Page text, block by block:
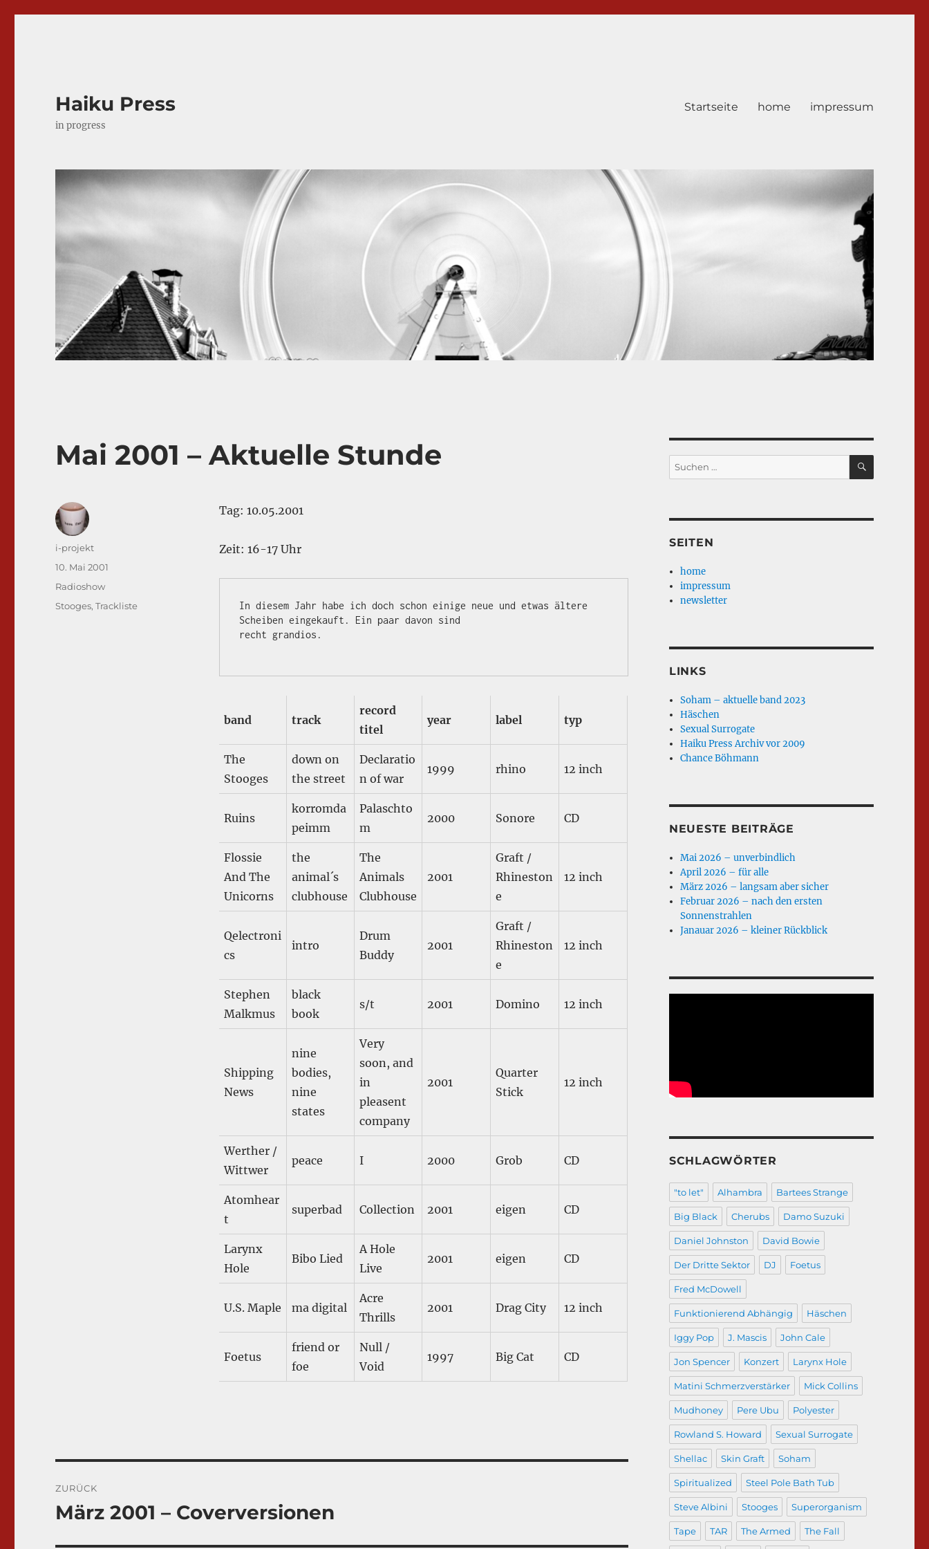
Haiku Press
in progress
Startseite home impressum
Mai 2001 – Aktuelle Stunde
Tag: 10.05.2001
Zeit: 16-17 Uhr
In diesem Jahr habe ich doch schon einige neue und etwas ältere
Scheiben eingekauft. Ein paar davon sind
recht grandios.
band track
record
titel
year label typ
The
Stooges
down on
the street
Declaratio
n of war
1999 rhino 12 inch
Ruins
korromda
peimm
Palaschto
m
2000 Sonore CD
Flossie
And The
Unicorns
the
animal´s
clubhouse
The
Animals
Clubhouse
2001
Graft /
Rhineston
e
12 inch
Qelectroni
cs
intro
Drum
Buddy
2001
Graft /
Rhineston
e
12 inch
Stephen
Malkmus
black
book
s/t 2001 Domino 12 inch
Shipping
News
nine
bodies,
nine
states
Very
soon, and
in
pleasent
company
2001
Quarter
Stick
12 inch
Werther /
Wittwer
peace I 2000 Grob CD
Atomhear
t
superbad Collection 2001 eigen CD
Larynx
Hole
Bibo Lied
A Hole
Live
2001 eigen CD
U.S. Maple ma digital
Acre
Thrills
2001 Drag City 12 inch
Foetus
friend or
foe
Null /
Void
1997 Big Cat CD
Autor
i-projekt
Veröffentlicht
10. Mai 2001
Kategorien
Radioshow
Schlagwörter
Stooges,Trackliste
ZURÜCK
Vorheriger
März 2001 – Coverversionen
Suche
nach:
SUCHEN
SEITEN
home
impressum
newsletter
LINKS
Soham – aktuelle band 2023
Häschen
Sexual Surrogate
Haiku Press Archiv vor 2009
Chance Böhmann
NEUESTE BEITRÄGE
Mai 2026 – unverbindlich
April 2026 – für alle
März 2026 – langsam aber sicher
Februar 2026 – nach den ersten
Sonnenstrahlen
Janauar 2026 – kleiner Rückblick
SCHLAGWÖRTER
"to let" Alhambra Bartees Strange
Big Black Cherubs Damo Suzuki
Daniel Johnston David Bowie
Der Dritte Sektor DJ Foetus
Fred McDowell
Funktionierend Abhängig Häschen
Iggy Pop J. Mascis John Cale
Jon Spencer Konzert Larynx Hole
Matini Schmerzverstärker Mick Collins
Mudhoney Pere Ubu Polyester
Rowland S. Howard Sexual Surrogate
Shellac Skin Graft Soham
Spiritualized Steel Pole Bath Tub
Steve Albini Stooges Superorganism
Tape TAR The Armed The Fall